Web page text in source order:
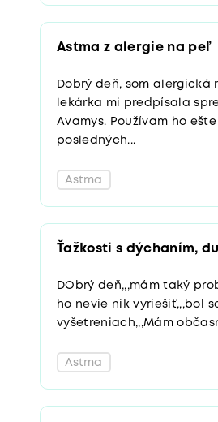
Astma z alergie na peľ
Dobrý deň, som alergická
lekárka mi predpísala
Avamys. Používam ho
posledných...
Astma
Ťažkosti s dýchaním,
DObrý deň,,,mám taký
ho nevie nik vyriešiť,,,bol
vyšetreniach,,,Mám
Astma